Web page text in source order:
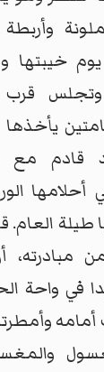
قرب
قادم مع
أحلامها
طيلة
مبادرته،
في واحة